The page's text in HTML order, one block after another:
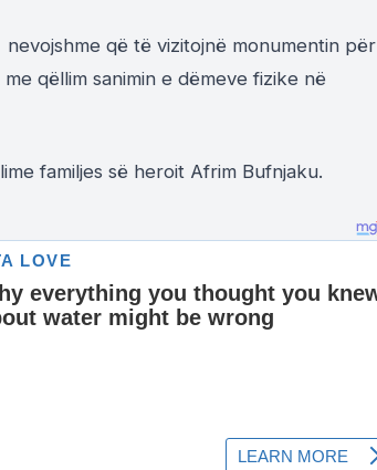
që të vizitojnë monumentin për
qëllim sanimin e dëmeve fizike në
familjes së heroit Afrim Bufnjaku.